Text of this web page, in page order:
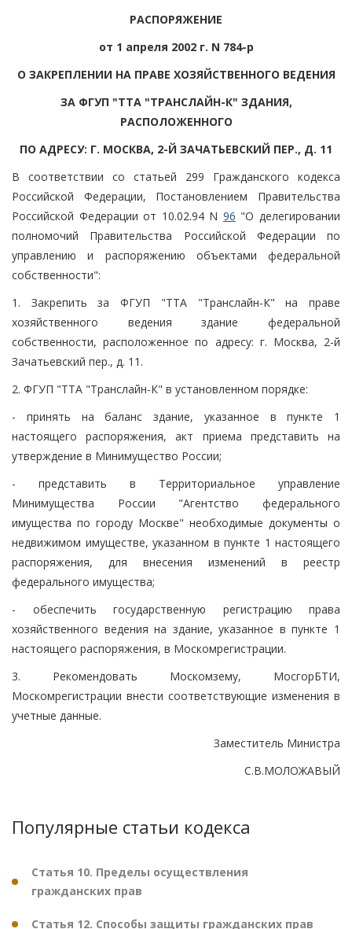
РАСПОРЯЖЕНИЕ
от 1 апреля 2002 г. N 784-р
О ЗАКРЕПЛЕНИИ НА ПРАВЕ ХОЗЯЙСТВЕННОГО ВЕДЕНИЯ
ЗА ФГУП "ТТА "ТРАНСЛАЙН-К" ЗДАНИЯ,
РАСПОЛОЖЕННОГО
ПО АДРЕСУ: Г. МОСКВА, 2-Й ЗАЧАТЬЕВСКИЙ ПЕР., Д. 11
В соответствии со статьей 299 Гражданского кодекса
Российской Федерации, Постановлением Правительства
Российской Федерации от 10.02.94 N 96 "О делегировании
полномочий Правительства Российской Федерации по
управлению и распоряжению объектами федеральной
собственности":
1. Закрепить за ФГУП "ТТА "Транслайн-К" на праве
хозяйственного ведения здание федеральной
собственности, расположенное по адресу: г. Москва, 2-й
Зачатьевский пер., д. 11.
2. ФГУП "ТТА "Транслайн-К" в установленном порядке:
- принять на баланс здание, указанное в пункте 1
настоящего распоряжения, акт приема представить на
утверждение в Минимущество России;
- представить в Территориальное управление
Минимущества России "Агентство федерального
имущества по городу Москве" необходимые документы о
недвижимом имуществе, указанном в пункте 1 настоящего
распоряжения, для внесения изменений в реестр
федерального имущества;
- обеспечить государственную регистрацию права
хозяйственного ведения на здание, указанное в пункте 1
настоящего распоряжения, в Москомрегистрации.
3. Рекомендовать Москомзему, МосгорБТИ,
Москомрегистрации внести соответствующие изменения в
учетные данные.
Заместитель Министра
С.В.МОЛОЖАВЫЙ
Популярные статьи кодекса
Статья 10. Пределы осуществления
гражданских прав
Статья 12. Способы защиты гражданских прав